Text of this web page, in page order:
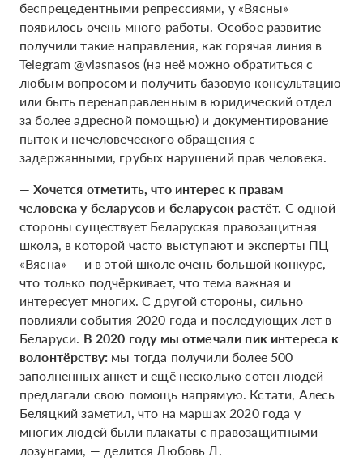
беспрецедентными репрессиями, у «Вясны»
появилось очень много работы. Особое развитие
получили такие направления, как горячая линия в
Telegram @viasnasos (на неё можно обратиться с
любым вопросом и получить базовую консультацию
или быть перенаправленным в юридический отдел
за более адресной помощью) и документирование
пыток и нечеловеческого обращения с
задержанными, грубых нарушений прав человека.
—Хочется отметить, что интерес к правам
человека у беларусов и беларусок растёт. С одной
стороны существует Беларуская правозащитная
школа, в которой часто выступают и эксперты ПЦ
«Вясна» — и в этой школе очень большой конкурс,
что только подчёркивает, что тема важная и
интересует многих. С другой стороны, сильно
повлияли события 2020 года и последующих лет в
Беларуси. В 2020 году мы отмечали пик интереса к
волонтёрству: мы тогда получили более 500
заполненных анкет и ещё несколько сотен людей
предлагали свою помощь напрямую. Кстати, Алесь
Беляцкий заметил, что на маршах 2020 года у
многих людей были плакаты с правозащитными
лозунгами, — делится Любовь Л.